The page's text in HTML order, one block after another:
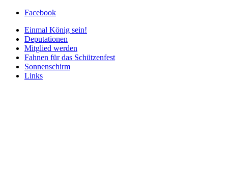
Facebook
Einmal König sein!
Deputationen
Mitglied werden
Fahnen für das Schützenfest
Sonnenschirm
Links